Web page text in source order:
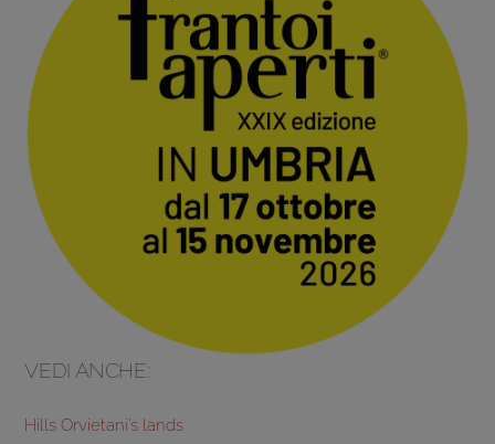
VEDI ANCHE:
Hills Orvietani’s lands